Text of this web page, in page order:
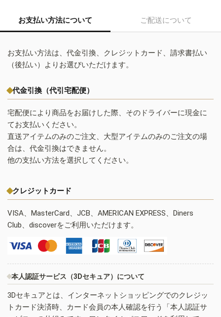
お支払い方法について ご配送について
お支払い方法は、代金引換、クレジットカード、請求書払い
（後払い）よりお選びいただけます。
代金引換（代引宅配便）
宅配便により商品をお届けした際、そのドライバーに現金に
てお支払いください。
直送アイテムのみのご注文、大型アイテムのみのご注文の場
合は、代金引換はできません。
他の支払い方法を選択してください。
クレジットカード
VISA、MasterCard、JCB、AMERICAN EXPRESS、Diners
Club、discoverをご利用いただけます。
本人認証サービス（3Dセキュア）について
3Dセキュアとは、インターネットショッピングでのクレジッ
トカード決済時、カード会員の本人確認を行う「本人認証サ